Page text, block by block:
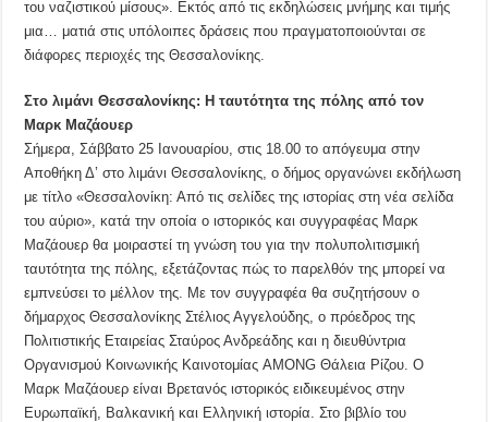
του ναζιστικού μίσους». Εκτός από τις εκδηλώσεις μνήμης και τιμής
μια… ματιά στις υπόλοιπες δράσεις που πραγματοποιούνται σε
διάφορες περιοχές της Θεσσαλονίκης.
Στο λιμάνι Θεσσαλονίκης: Η ταυτότητα της πόλης από τον
Μαρκ Μαζάουερ
Σήμερα, Σάββατο 25 Ιανουαρίου, στις 18.00 το απόγευμα στην
Αποθήκη Δ’ στο λιμάνι Θεσσαλονίκης, ο δήμος οργανώνει εκδήλωση
με τίτλο «Θεσσαλονίκη: Από τις σελίδες της ιστορίας στη νέα σελίδα
του αύριο», κατά την οποία ο ιστορικός και συγγραφέας Μαρκ
Μαζάουερ θα μοιραστεί τη γνώση του για την πολυπολιτισμική
ταυτότητα της πόλης, εξετάζοντας πώς το παρελθόν της μπορεί να
εμπνεύσει το μέλλον της. Με τον συγγραφέα θα συζητήσουν ο
δήμαρχος Θεσσαλονίκης Στέλιος Αγγελούδης, ο πρόεδρος της
Πολιτιστικής Εταιρείας Σταύρος Ανδρεάδης και η διευθύντρια
Οργανισμού Κοινωνικής Καινοτομίας AMONG Θάλεια Ρίζου. Ο
Μαρκ Μαζάουερ είναι Βρετανός ιστορικός ειδικευμένος στην
Ευρωπαϊκή, Βαλκανική και Ελληνική ιστορία. Στο βιβλίο του